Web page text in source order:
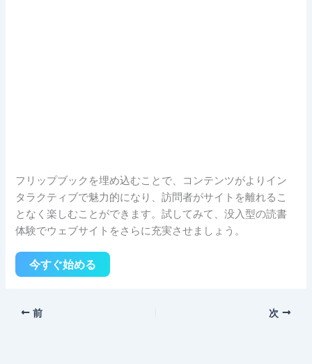
フリップブックを埋め込むことで、コンテンツがよりイン
タラクティブで魅力的になり、訪問者がサイトを離れるこ
となく楽しむことができます。試してみて、没入型の読書
体験でウェブサイトをさらに充実させましょう。
今すぐ始める
前 次